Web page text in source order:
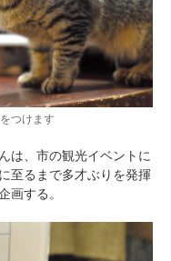
つけます
は、市の観光イベントに
至るまで多才ぶりを発揮
画する。